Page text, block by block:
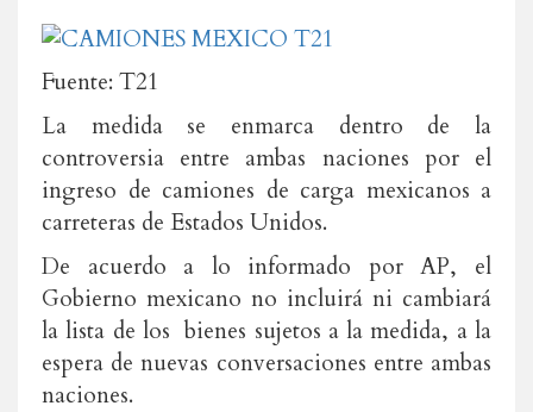
Fuente: T21
La medida se enmarca dentro de la
controversia entre ambas naciones por el
ingreso de camiones de carga mexicanos a
carreteras de Estados Unidos.
De acuerdo a lo informado por AP, el
Gobierno mexicano no incluirá ni cambiará
la lista de los bienes sujetos a la medida, a la
espera de nuevas conversaciones entre ambas
naciones.